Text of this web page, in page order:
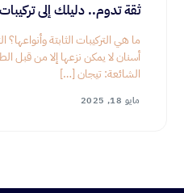
ثقة تدوم.. دليلك إلى تركيبات
ما هي التركيبات الثابتة
أسنان لا يمكن نزعها إلا من قبل
الشائعة: تيجان […]
مايو 18, 2025